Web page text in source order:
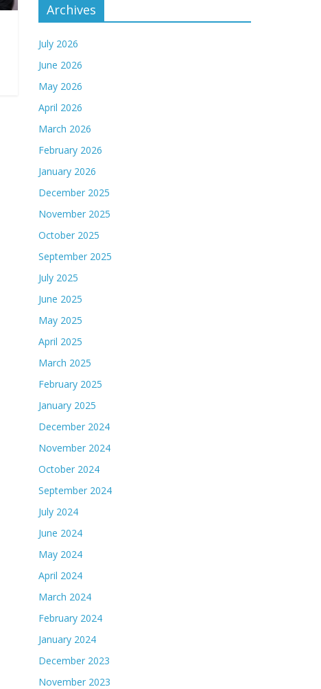
Archives
July 2026
June 2026
May 2026
April 2026
March 2026
February 2026
January 2026
December 2025
November 2025
October 2025
September 2025
July 2025
June 2025
May 2025
April 2025
March 2025
February 2025
January 2025
December 2024
November 2024
October 2024
September 2024
July 2024
June 2024
May 2024
April 2024
March 2024
February 2024
January 2024
December 2023
November 2023